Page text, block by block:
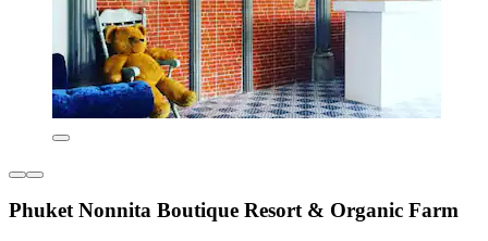
Phuket Nonnita Boutique Resort & Organic Farm